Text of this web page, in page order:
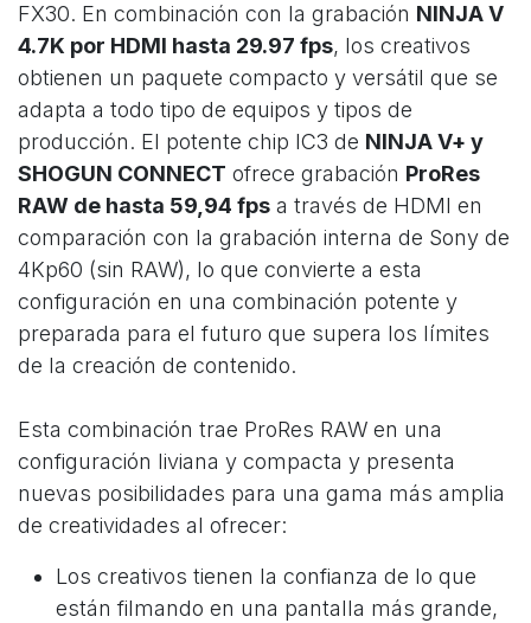
FX30. En combinación con la grabación NINJA V
4.7K por HDMI hasta 29.97 fps, los creativos
obtienen un paquete compacto y versátil que se
adapta a todo tipo de equipos y tipos de
producción. El potente chip IC3 de NINJA V+ y
SHOGUN CONNECT ofrece grabación ProRes
RAW de hasta 59,94 fps a través de HDMI en
comparación con la grabación interna de Sony de
4Kp60 (sin RAW), lo que convierte a esta
configuración en una combinación potente y
preparada para el futuro que supera los límites
de la creación de contenido.
Esta combinación trae ProRes RAW en una
configuración liviana y compacta y presenta
nuevas posibilidades para una gama más amplia
de creatividades al ofrecer:
Los creativos tienen la confianza de lo que
están filmando en una pantalla más grande,